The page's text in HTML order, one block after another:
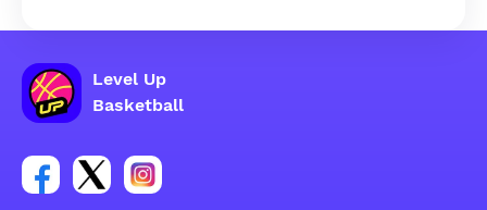
Level Up
Basketball
Facebook hesabı sosyal grubu linki
Twitter hesabı sosyal grubu linki
Instagram hesabı sosyal grubu linki